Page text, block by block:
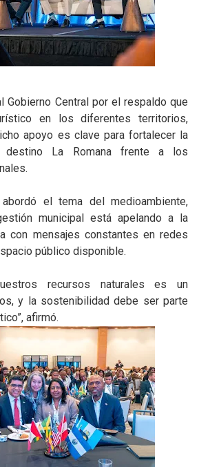
Gobierno Central por el respaldo que
en los diferentes territorios,
apoyo es clave para fortalecer la
destino La Romana frente a los
el tema del medioambiente,
municipal está apelando a la
con mensajes constantes en redes
público disponible.
recursos naturales es un
y la sostenibilidad debe ser parte
afirmó.